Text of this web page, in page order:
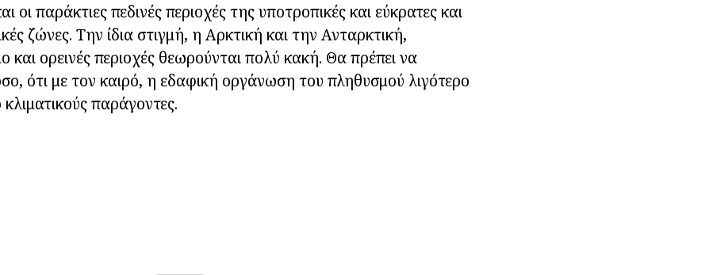
οι παράκτιες πεδινές περιοχές της υποτροπικές και εύκρατες και
ζώνες. Την ίδια στιγμή, η Αρκτική και την Ανταρκτική,
και ορεινές περιοχές θεωρούνται πολύ κακή. Θα πρέπει να
ότι με τον καιρό, η εδαφική οργάνωση του πληθυσμού λιγότερο
παράγοντες.